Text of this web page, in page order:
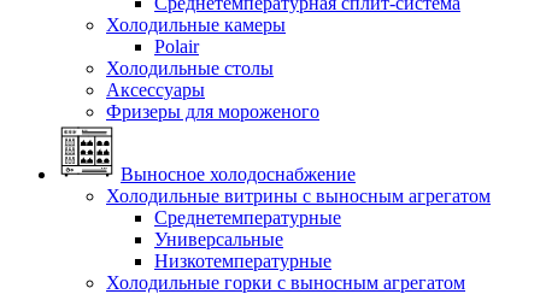
Холодильные камеры
Polair
Холодильные столы
Аксессуары
Фризеры для мороженого
Выносное холодоснабжение
Холодильные витрины с выносным агрегатом
Среднетемпературные
Универсальные
Низкотемпературные
Холодильные горки с выносным агрегатом